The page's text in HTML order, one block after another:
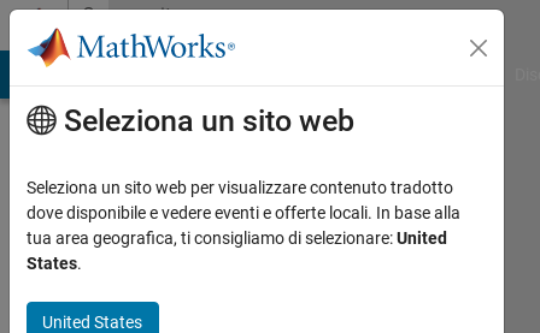
Vai al contenutoCommunity
Profile
Houshmand
dal 2019
Seleziona un sito web
Seleziona un sito web per visualizzare contenuto tradotto
dove disponibile e vedere eventi e offerte locali. In base alla
tua area geografica, ti consigliamo di selezionare:United
States.
United States